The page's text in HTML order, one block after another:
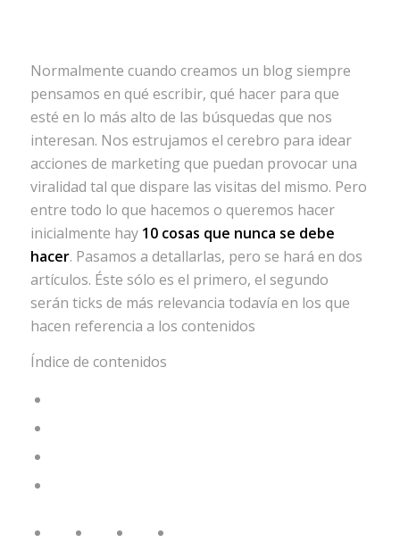
Normalmente cuando creamos un blog siempre
pensamos en qué escribir, qué hacer para que
esté en lo más alto de las búsquedas que nos
interesan. Nos estrujamos el cerebro para idear
acciones de marketing que puedan provocar una
viralidad tal que dispare las visitas del mismo. Pero
entre todo lo que hacemos o queremos hacer
inicialmente hay 10 cosas que nunca se debe
hacer. Pasamos a detallarlas, pero se hará en dos
artículos. Éste sólo es el primero, el segundo
serán ticks de más relevancia todavía en los que
hacen referencia a los contenidos
Índice de contenidos